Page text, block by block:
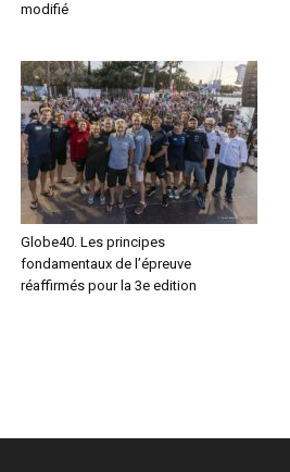
modifié
Globe40. Les principes
fondamentaux de l’épreuve
réaffirmés pour la 3e edition